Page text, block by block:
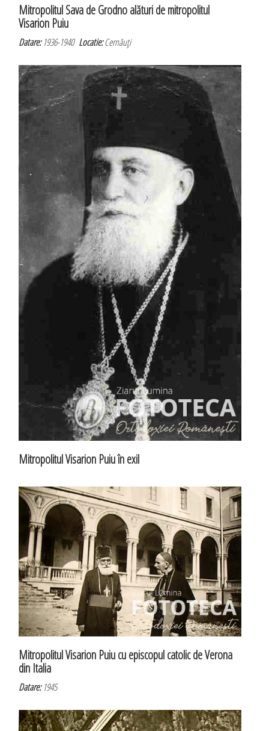
Mitropolitul Sava de Grodno alături de mitropolitul
Visarion Puiu
Datare:1936-1940Locatie:Cernăuţi
Mitropolitul Visarion Puiu în exil
Mitropolitul Visarion Puiu cu episcopul catolic de Verona
din Italia
Datare:1945